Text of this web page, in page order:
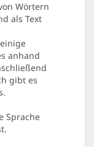
Wörtern
als Text
anhand
gibt es
Sprache